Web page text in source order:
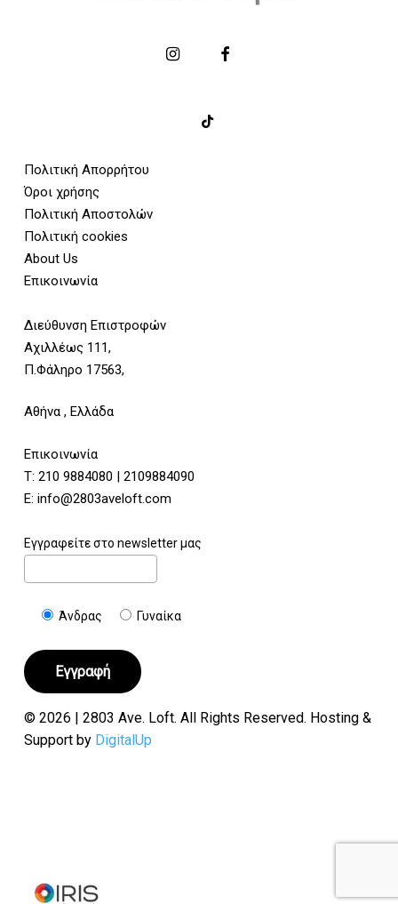
Πολιτική Απορρήτου
Όροι χρήσης
Πολιτική Αποστολών
Πολιτική cookies
About Us
Επικοινωνία
Διεύθυνση Επιστροφών
Αχιλλέως 111,
Π.Φάληρο 17563,
Αθήνα , Ελλάδα
Επικοινωνία
Τ: 210 9884080 | 2109884090
E: info@2803aveloft.com
Εγγραφείτε στο newsletter μας
Άνδρας Γυναίκα
© 2026 | 2803 Ave. Loft. All Rights Reserved. Hosting &
Support by DigitalUp